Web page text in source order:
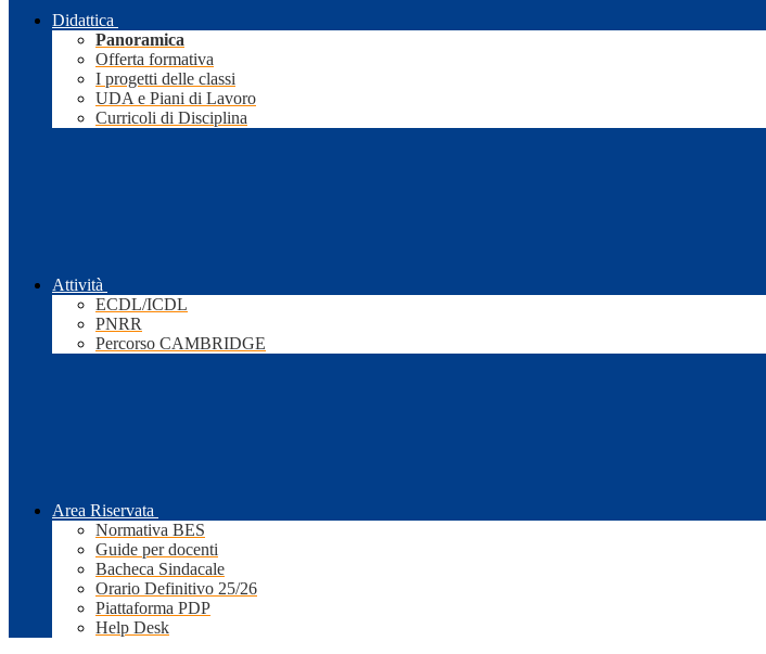
Didattica
Panoramica
Offerta formativa
I progetti delle classi
UDA e Piani di Lavoro
Curricoli di Disciplina
Attività
ECDL/ICDL
PNRR
Percorso CAMBRIDGE
Area Riservata
Normativa BES
Guide per docenti
Bacheca Sindacale
Orario Definitivo 25/26
Piattaforma PDP
Help Desk